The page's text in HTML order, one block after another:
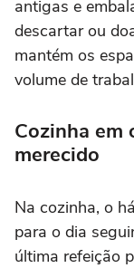
antigas e
descartar ou
mantém os
volume de
Cozinha em
merecido
Na cozinha, o
para o dia
última refeição